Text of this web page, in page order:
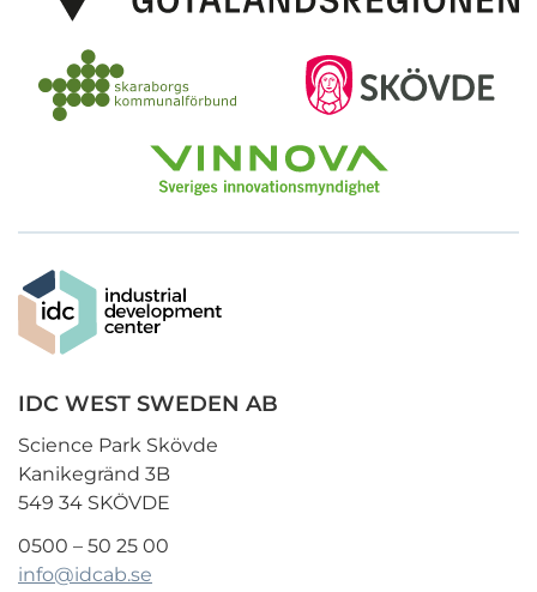
IDC WEST SWEDEN AB
Science Park Skövde
Kanikegränd 3B
549 34 SKÖVDE
0500 – 50 25 00
info@idcab.se